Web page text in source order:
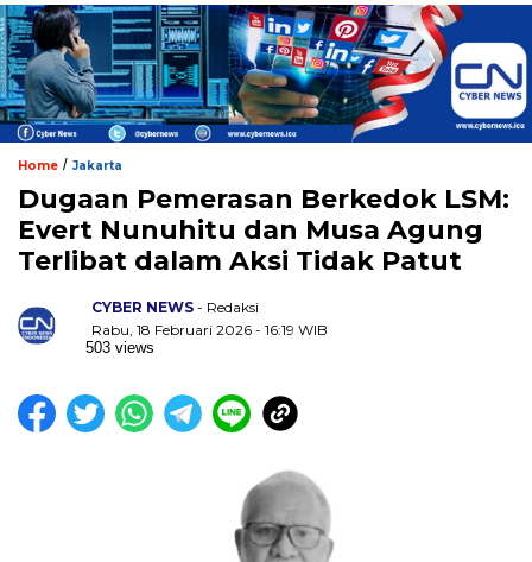
Home / Jakarta
Dugaan Pemerasan Berkedok LSM:
Evert Nunuhitu dan Musa Agung
Terlibat dalam Aksi Tidak Patut
CYBER NEWS - Redaksi
Rabu, 18 Februari 2026 - 16:19 WIB
503 views